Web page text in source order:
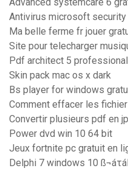
Advanced systemcare 6
Antivirus microsoft
Ma belle ferme fr jouer
Site pour telecharger
Pdf architect 5 professional
Skin pack mac os x dark
Bs player for windows
Comment effacer les
Convertir plusieurs pdf en
Power dvd win 10 64 bit
Jeux fortnite pc gratuit en
Delphi 7 windows 10